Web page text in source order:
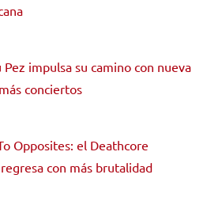
Pez impulsa su camino con nueva
conciertos
Opposites: el Deathcore
con más brutalidad